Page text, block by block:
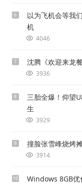
6
以为飞机会等我
机
4046
7 沈腾《欢迎来龙
3936
8
三胎全爆！仰望
生
3929
9 撞脸张雪峰烧烤
3914
10
Windows 8GB优